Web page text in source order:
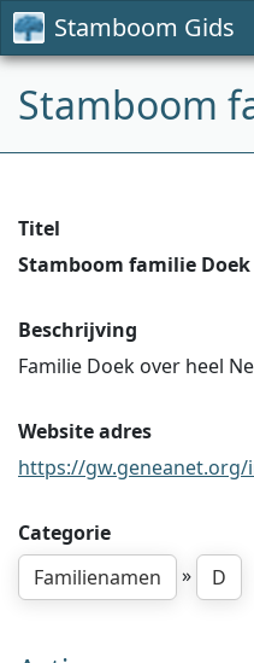
Stamboom Gids
Stamboom
Titel
Stamboom familie Doek
Beschrijving
Familie Doek over heel
Website adres
https://gw.geneanet.org/
Categorie
Familienamen
» D